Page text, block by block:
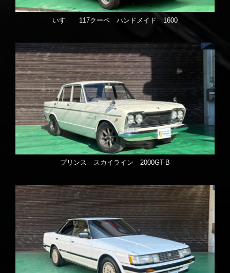
いすゞ 117クーペ ハンドメイド 1600
プリンス スカイライン 2000GT-B